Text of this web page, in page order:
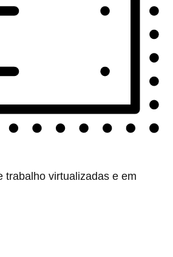
trabalho virtualizadas e em